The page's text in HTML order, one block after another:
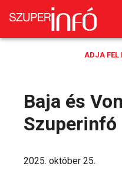
ADJA FEL
Baja és
Szuperinfó
2025. október 25.